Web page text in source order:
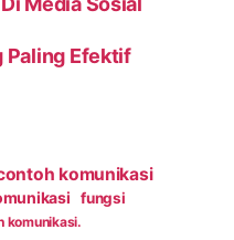
Paling Efektif
komunikasi
fungsi
komunikasi.